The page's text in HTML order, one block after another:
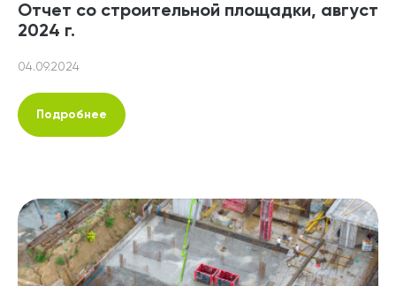
Отчет со строительной площадки, август
2024 г.
04.09.2024
Подробнее